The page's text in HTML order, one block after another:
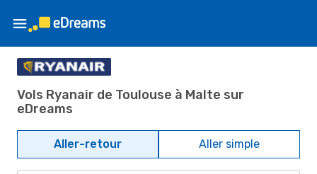
Vols Ryanair de Toulouse à Malte sur
eDreams
Aller-retour Aller simple